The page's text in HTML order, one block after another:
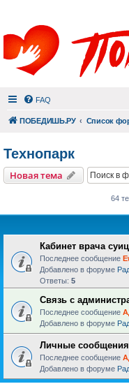
FAQ
ПОБЕДИШЬ.РУ Список
Технопарк
Новая тема
64
Кабинет врача
Последнее сообщение
Добавлено в форуме
Ответы: 5
Связь с
Последнее сообщение
Добавлено в форуме
Личные
Последнее сообщение
Добавлено в форуме